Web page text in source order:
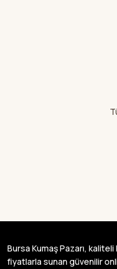
Bursa Kumaş Pazarı, kaliteli
fiyatlarla sunan güvenilir